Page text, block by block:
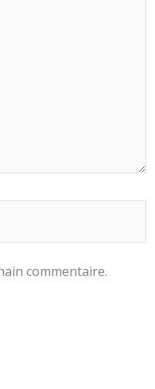
commentaire.